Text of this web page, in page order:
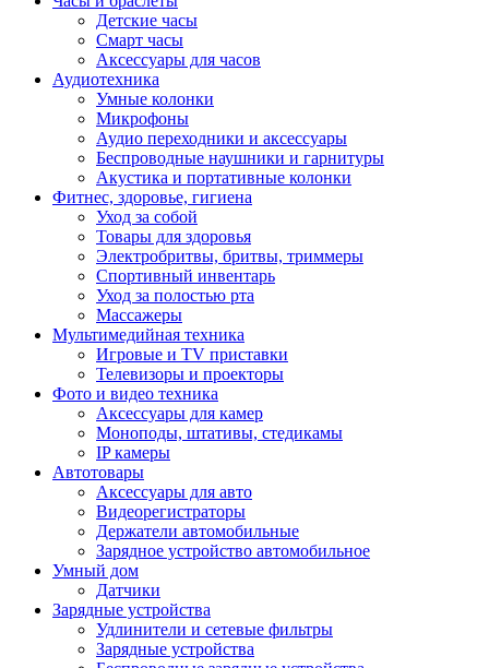
Детские часы
Смарт часы
Аксессуары для часов
Аудиотехника
Умные колонки
Микрофоны
Аудио переходники и аксессуары
Беспроводные наушники и гарнитуры
Акустика и портативные колонки
Фитнес, здоровье, гигиена
Уход за собой
Товары для здоровья
Электробритвы, бритвы, триммеры
Спортивный инвентарь
Уход за полостью рта
Массажеры
Мультимедийная техника
Игровые и TV приставки
Телевизоры и проекторы
Фото и видео техника
Аксессуары для камер
Моноподы, штативы, стедикамы
IP камеры
Автотовары
Аксессуары для авто
Видеорегистраторы
Держатели автомобильные
Зарядное устройство автомобильное
Умный дом
Датчики
Зарядные устройства
Удлинители и сетевые фильтры
Зарядные устройства